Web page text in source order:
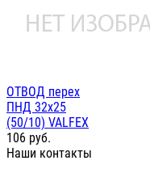
ОТВОД перех
ПНД 32х25
(50/10) VALFEX
106 руб.
Наши контакты